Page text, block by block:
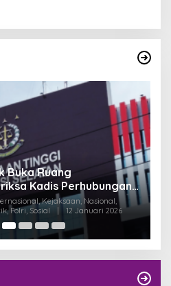
Kota Makassar
DPRD, Nyatakan
Raya RT/RW
Nasional, Pemerintahan, Peristiwa,
2025